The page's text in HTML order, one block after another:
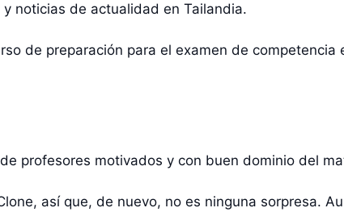
noticias de actualidad en Tailandia.
de preparación para el examen de
profesores motivados y con buen dominio del
así que, de nuevo, no es ninguna sorpresa.